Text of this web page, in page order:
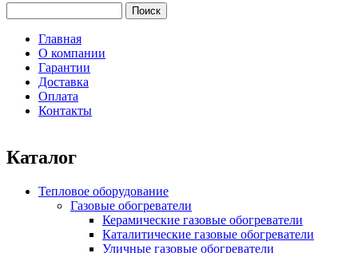
Главное меню
Главная
О компании
Гарантии
Доставка
Оплата
Контакты
Каталог
Тепловое оборудование
Газовые обогреватели
Керамические газовые обогреватели
Каталитические газовые обогреватели
Уличные газовые обогреватели